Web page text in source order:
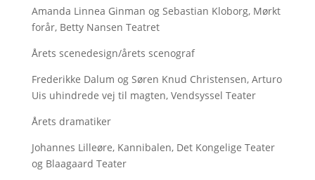
Amanda Linnea Ginman og Sebastian Kloborg, Mørkt
forår, Betty Nansen Teatret
Årets scenedesign/årets scenograf
Frederikke Dalum og Søren Knud Christensen, Arturo
Uis uhindrede vej til magten, Vendsyssel Teater
Årets dramatiker
Johannes Lilleøre, Kannibalen, Det Kongelige Teater
og Blaagaard Teater